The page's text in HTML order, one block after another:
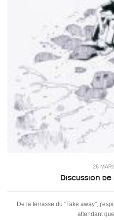
26
Discussion
De la terrasse du "Take away",
attendant